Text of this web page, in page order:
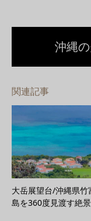
沖縄
関連記事
大岳展望台/沖縄県竹
島を360度見渡す絶